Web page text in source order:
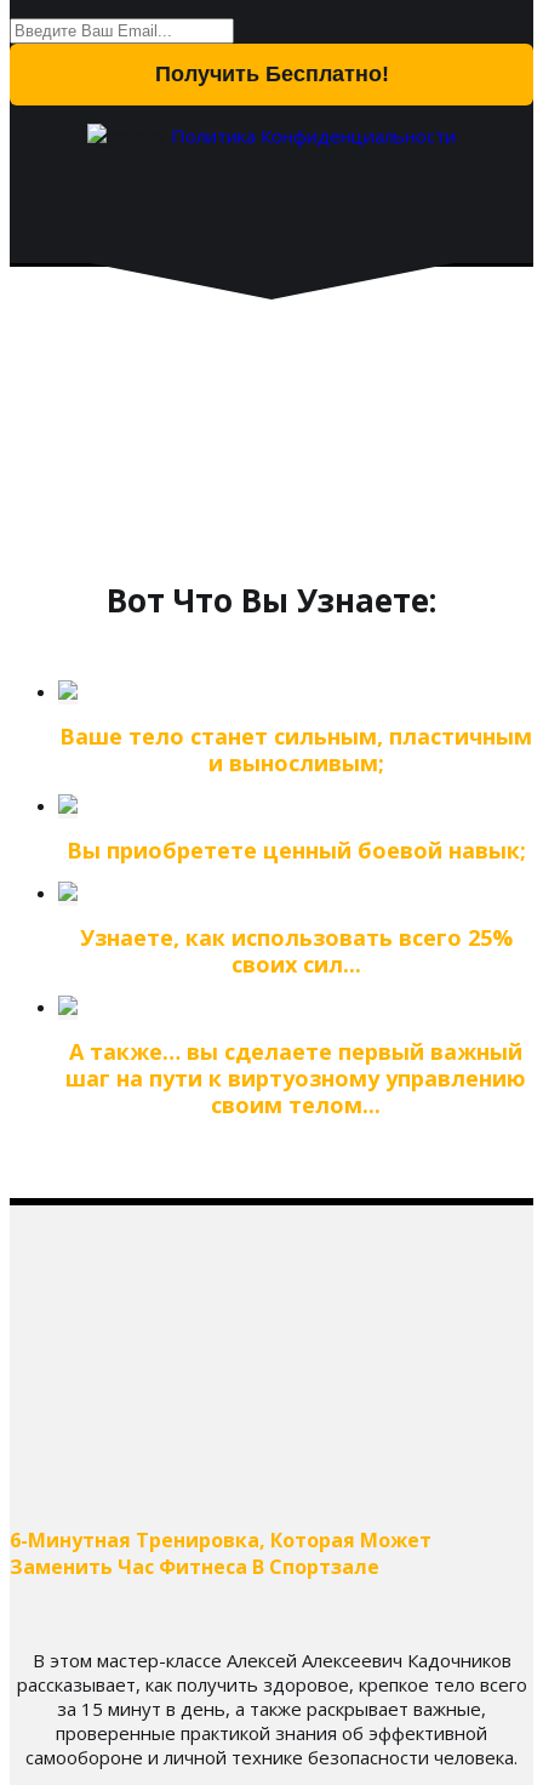
Получить Бесплатно!
Политика Конфиденциальности
Вот Что Вы Узнаете:
Ваше тело станет сильным, пластичным
и выносливым;
Вы приобретете ценный боевой навык;
Узнаете, как использовать всего 25%
своих сил...
А также… вы сделаете первый важный
шаг на пути к виртуозному управлению
своим телом...
6-Минутная Тренировка, Которая Может
Заменить Час Фитнеса В Спортзале
В этом мастер-классе Алексей Алексеевич Кадочников
рассказывает, как получить здоровое, крепкое тело всего
за 15 минут в день, а также раскрывает важные,
проверенные практикой знания об эффективной
самообороне и личной технике безопасности человека.